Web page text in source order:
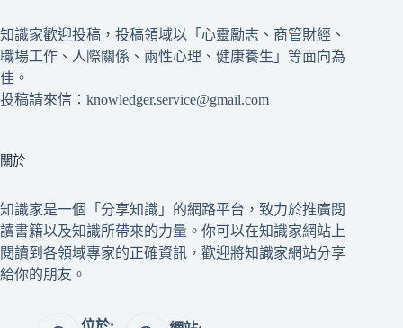
知識家歡迎投稿，投稿領域以「心靈勵志、商管財經、
職場工作、人際關係、兩性心理、健康養生」等面向為
佳。
投稿請來信：knowledger.service@gmail.com
關於
知識家是一個「分享知識」的網路平台，致力於推廣閱
讀書籍以及知識所帶來的力量。你可以在知識家網站上
閱讀到各領域專家的正確資訊，歡迎將知識家網站分享
給你的朋友。